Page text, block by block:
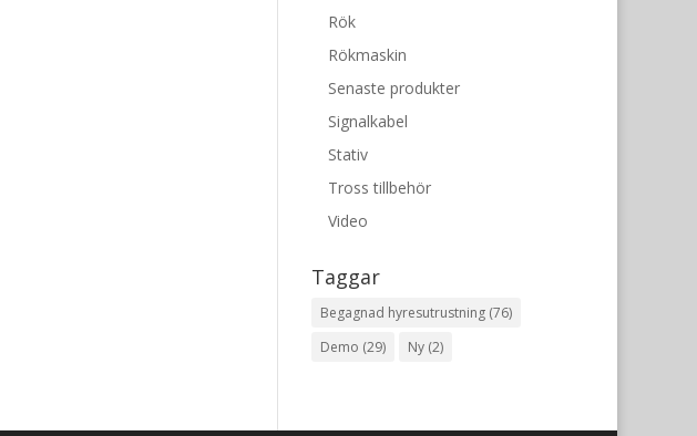
Rök
Rökmaskin
Senaste produkter
Signalkabel
Stativ
Tross tillbehör
Video
Taggar
Begagnad hyresutrustning (76)
Demo (29) Ny (2)